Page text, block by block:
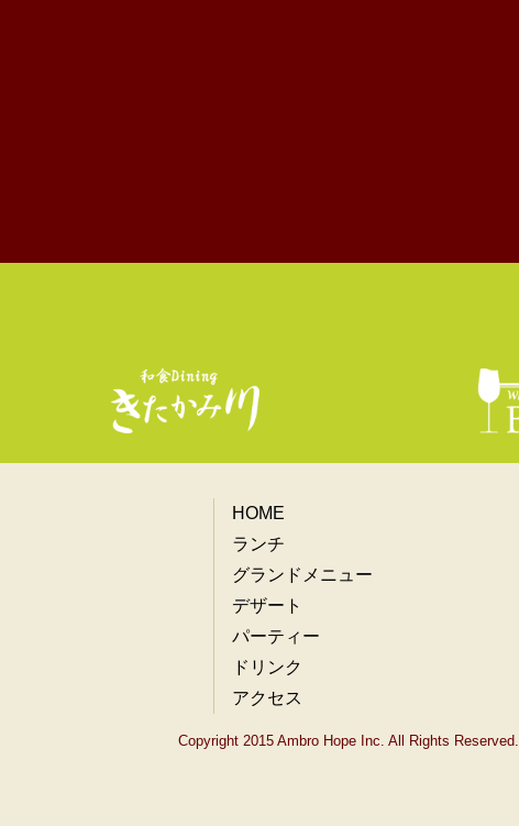
HOME
ランチ
グランドメニュー
デザート
パーティー
ドリンク
アクセス
Copyright 2015 Ambro Hope Inc. All Rights Reserved.